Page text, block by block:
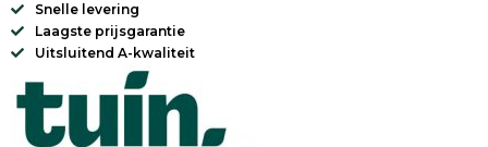
Snelle levering
Laagste prijsgarantie
Uitsluitend A-kwaliteit